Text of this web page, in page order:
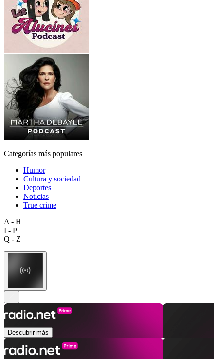
Categorías más populares
Humor
Cultura y sociedad
Deportes
Noticias
True crime
A - H
I - P
Q - Z
Descubrir más